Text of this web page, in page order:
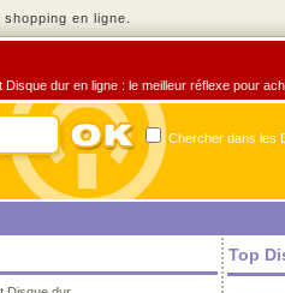
en ligne.
Disque dur en ligne : le meilleur réflexe pour
Chercher dans les
Top